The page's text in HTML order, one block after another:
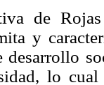
de
y
desarrollo
lo